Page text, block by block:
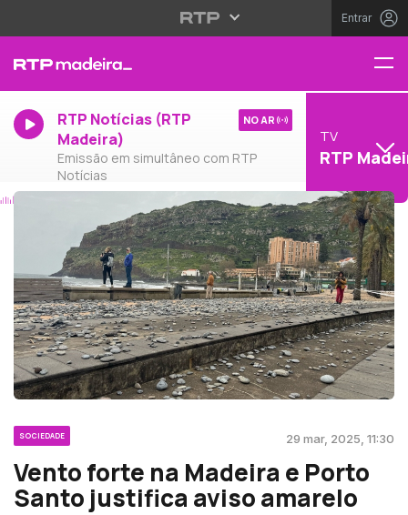
Entrar
RTP Notícias (RTP
Madeira)
Emissão em simultâneo com RTP
Notícias
NO AR
TV
RTP
SOCIEDADE 29 mar, 2025, 11:30
Vento forte na Madeira e Porto
Santo justifica aviso amarelo